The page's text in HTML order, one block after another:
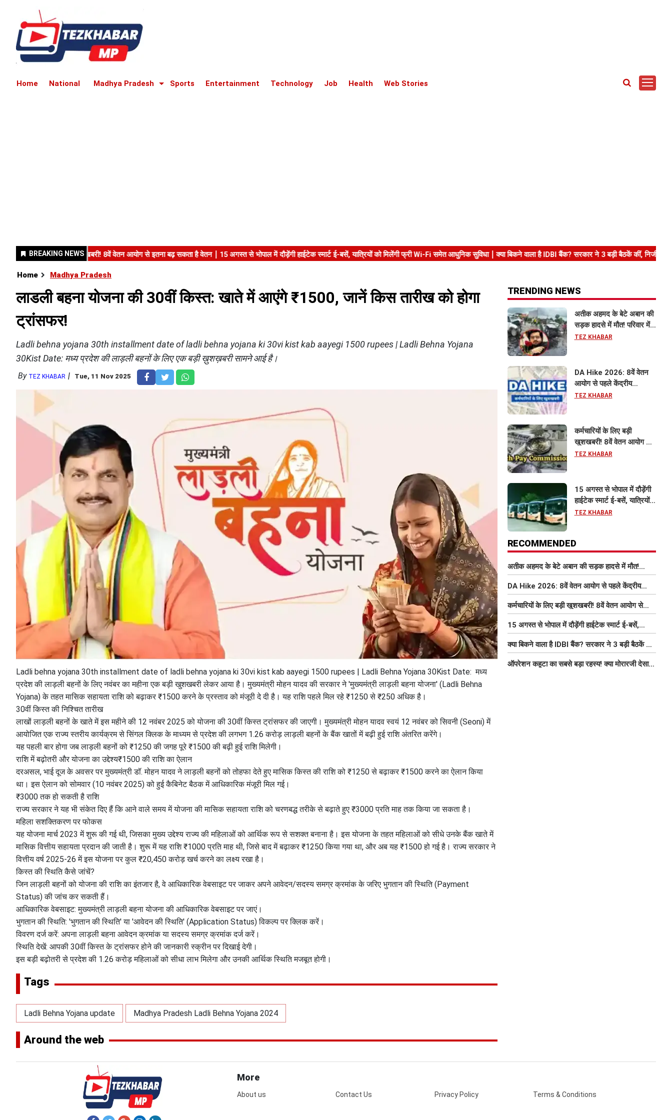
Home National Madhya Pradesh Sports Entertainment Technology Job Health Web Stories
Home Madhya Pradesh
लाडली बहना योजना की 30वीं किस्त: खाते में आएंगे ₹1500, जानें किस तारीख को होगा
ट्रांसफर!
Ladli behna yojana 30th installment date of ladli behna yojana ki 30vi kist kab aayegi 1500 rupees | Ladli Behna Yojana
30Kist Date: मध्य प्रदेश की लाड़ली बहनों के लिए एक बड़ी ख़ुशख़बरी सामने आई है।
By TEZ KHABAR Tue, 11 Nov 2025
Ladli behna yojana 30th installment date of ladli behna yojana ki 30vi kist kab aayegi 1500 rupees | Ladli Behna Yojana 30Kist Date: मध्य
प्रदेश की लाड़ली बहनों के लिए नवंबर का महीना एक बड़ी खुशखबरी लेकर आया है। मुख्यमंत्री मोहन यादव की सरकार ने 'मुख्यमंत्री लाड़ली बहना योजना' (Ladli Behna
Yojana) के तहत मासिक सहायता राशि को बढ़ाकर ₹1500 करने के प्रस्ताव को मंजूरी दे दी है। यह राशि पहले मिल रहे ₹1250 से ₹250 अधिक है।
​30वीं किस्त की निश्चित तारीख
​लाखों लाड़ली बहनों के खाते में इस महीने की 12 नवंबर 2025 को योजना की 30वीं किस्त ट्रांसफर की जाएगी। मुख्यमंत्री मोहन यादव स्वयं 12 नवंबर को सिवनी (Seoni) में
आयोजित एक राज्य स्तरीय कार्यक्रम से सिंगल क्लिक के माध्यम से प्रदेश की लगभग 1.26 करोड़ लाड़ली बहनों के बैंक खातों में बढ़ी हुई राशि अंतरित करेंगे।
​यह पहली बार होगा जब लाड़ली बहनों को ₹1250 की जगह पूरे ₹1500 की बढ़ी हुई राशि मिलेगी।
राशि में बढ़ोतरी और योजना का उद्देश्य​₹1500 की राशि का ऐलान
​दरअसल, भाई दूज के अवसर पर मुख्यमंत्री डॉ. मोहन यादव ने लाड़ली बहनों को तोहफा देते हुए मासिक किस्त की राशि को ₹1250 से बढ़ाकर ₹1500 करने का ऐलान किया
था। इस ऐलान को सोमवार (10 नवंबर 2025) को हुई कैबिनेट बैठक में आधिकारिक मंजूरी मिल गई।
​₹3000 तक हो सकती है राशि
​राज्य सरकार ने यह भी संकेत दिए हैं कि आने वाले समय में योजना की मासिक सहायता राशि को चरणबद्ध तरीके से बढ़ाते हुए ₹3000 प्रति माह तक किया जा सकता है।
​महिला सशक्तिकरण पर फोकस
​यह योजना मार्च 2023 में शुरू की गई थी, जिसका मुख्य उद्देश्य राज्य की महिलाओं को आर्थिक रूप से सशक्त बनाना है। इस योजना के तहत महिलाओं को सीधे उनके बैंक खाते में
मासिक वित्तीय सहायता प्रदान की जाती है। शुरू में यह राशि ₹1000 प्रति माह थी, जिसे बाद में बढ़ाकर ₹1250 किया गया था, और अब यह ₹1500 हो गई है। राज्य सरकार ने
वित्तीय वर्ष 2025-26 में इस योजना पर कुल ₹20,450 करोड़ खर्च करने का लक्ष्य रखा है।
​किस्त की स्थिति कैसे जांचें?
​जिन लाड़ली बहनों को योजना की राशि का इंतजार है, वे आधिकारिक वेबसाइट पर जाकर अपने आवेदन/सदस्य समग्र क्रमांक के जरिए भुगतान की स्थिति (Payment
Status) की जांच कर सकती हैं।
​आधिकारिक वेबसाइट: मुख्यमंत्री लाड़ली बहना योजना की आधिकारिक वेबसाइट पर जाएं।
​भुगतान की स्थिति: 'भुगतान की स्थिति' या 'आवेदन की स्थिति' (Application Status) विकल्प पर क्लिक करें।
​विवरण दर्ज करें: अपना लाड़ली बहना आवेदन क्रमांक या सदस्य समग्र क्रमांक दर्ज करें।
​स्थिति देखें: आपकी 30वीं किस्त के ट्रांसफर होने की जानकारी स्क्रीन पर दिखाई देगी।
​इस बड़ी बढ़ोतरी से प्रदेश की 1.26 करोड़ महिलाओं को सीधा लाभ मिलेगा और उनकी आर्थिक स्थिति मजबूत होगी।
Tags
Ladli Behna Yojana update Madhya Pradesh Ladli Behna Yojana 2024
Around the web
TRENDING NEWS
अतीक अहमद के बेटे अबान की
सड़क हादसे में मौत! परिवार में
मातम, भाई एहजाम ने क्या कहा?
TEZ KHABAR
DA Hike 2026: 8वें वेतन
आयोग से पहले केंद्रीय
कर्मचारियों को बड़ी राहत, महंगाई
TEZ KHABAR
कर्मचारियों के लिए बड़ी
खुशखबरी! 8वें वेतन आयोग से
इतना बढ़ सकता है वेतन
TEZ KHABAR
15 अगस्त से भोपाल में दौड़ेंगी
हाईटेक स्मार्ट ई-बसें, यात्रियों
को मिलेंगी फ्री Wi-Fi समेत
TEZ KHABAR
RECOMMENDED
अतीक अहमद के बेटे अबान की सड़क हादसे में मौत!
परिवार में मातम, भाई एहजाम ने क्या कहा? जानिए पूरा
मामला
DA Hike 2026: 8वें वेतन आयोग से पहले केंद्रीय
कर्मचारियों को बड़ी राहत, महंगाई भत्ता 63% होने की
संभावना
कर्मचारियों के लिए बड़ी खुशखबरी! 8वें वेतन आयोग से
इतना बढ़ सकता है वेतन
15 अगस्त से भोपाल में दौड़ेंगी हाईटेक स्मार्ट ई-बसें,
यात्रियों को मिलेंगी फ्री Wi-Fi समेत आधुनिक सुविधा
क्या बिकने वाला है IDBI बैंक? सरकार ने 3 बड़ी बैठकें कीं,
निजीकरण की डील पर बढ़ी हलचल
ऑपरेशन कहूटा का सबसे बड़ा रहस्य! क्या मोरारजी देसाई
More
About us Contact Us Privacy Policy Terms & Conditions